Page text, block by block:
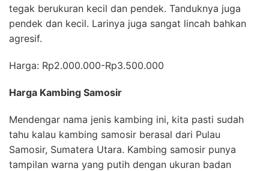
tegak berukuran kecil dan pendek. Tanduknya juga
pendek dan kecil. Larinya juga sangat lincah bahkan
agresif.
Harga: Rp2.000.000-Rp3.500.000
Harga Kambing Samosir
Mendengar nama jenis kambing ini, kita pasti sudah
tahu kalau kambing samosir berasal dari Pulau
Samosir, Sumatera Utara. Kambing samosir punya
tampilan warna yang putih dengan ukuran badan